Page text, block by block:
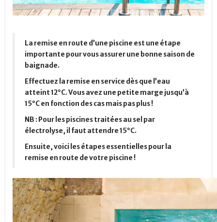
La remise en route d’une piscine est une étape
importante pour vous assurer une bonne saison de
baignade.
Effectuez la remise en service dès que l’eau
atteint 12°C. Vous avez une petite marge jusqu’à
15°C en fonction des cas mais pas plus !
NB : Pour les piscines traitées au sel par
électrolyse, il faut attendre 15°C.
Ensuite, voici les étapes essentielles pour la
remise en route de votre piscine !